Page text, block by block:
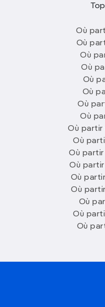
Où
Où
Où
Où
Où
Où
Où
Où
Où partir
Où
Où
Où
Où
Où
Où
Où
Où